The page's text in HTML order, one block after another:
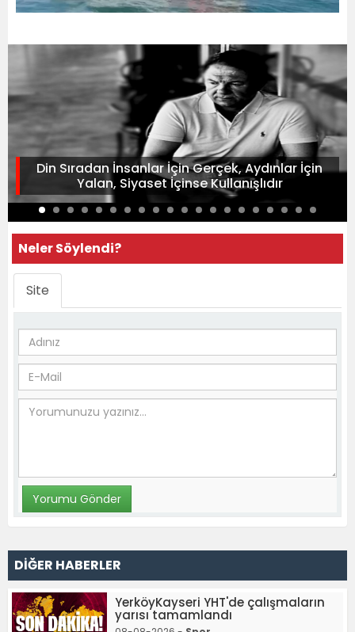
Din Sıradan İnsanlar İçin Gerçek, Aydınlar İçin
Yalan, Siyaset İçinse Kullanışlıdır
Neler Söylendi?
Site
DİĞER HABERLER
YerköyKayseri YHT'de çalışmaların
yarısı tamamlandı